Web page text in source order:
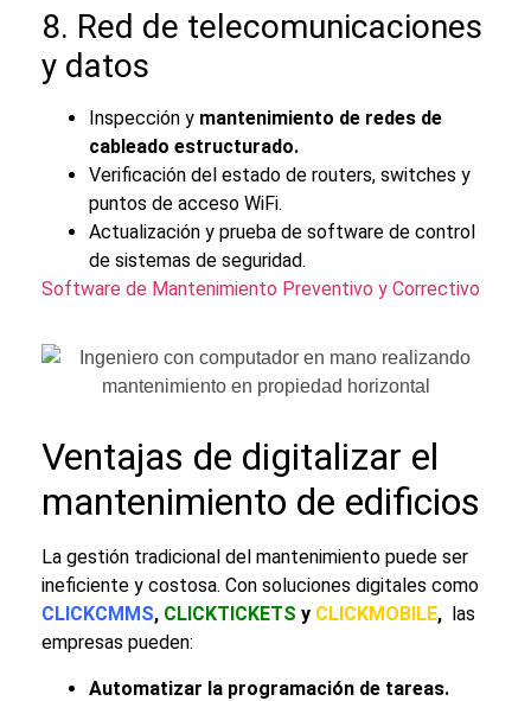
8. Red de telecomunicaciones
y datos
Inspección y mantenimiento de redes de
cableado estructurado.
Verificación del estado de routers, switches y
puntos de acceso WiFi.
Actualización y prueba de software de control
de sistemas de seguridad.
Software de Mantenimiento Preventivo y Correctivo
Ventajas de digitalizar el
mantenimiento de edificios
La gestión tradicional del mantenimiento puede ser
ineficiente y costosa. Con soluciones digitales como
CLICKCMMS, CLICKTICKETS y CLICKMOBILE,
las
empresas pueden:
Automatizar la programación de tareas.